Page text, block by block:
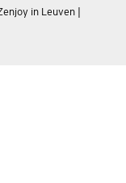
in Leuven